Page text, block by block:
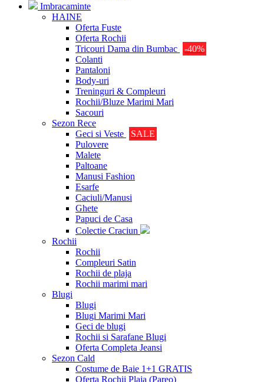
Imbracaminte
HAINE
Oferta Fuste
Oferta Rochii
Tricouri Dama din Bumbac
-40%
Colanti
Pantaloni
Body-uri
Treninguri & Compleuri
Rochii/Bluze Marimi Mari
Sacouri
Sezon Rece
Geci si Veste
SALE
Pulovere
Malete
Paltoane
Manusi Fashion
Esarfe
Caciuli/Manusi
Ghete
Papuci de Casa
Colectie Craciun
Rochii
Rochii
Compleuri Satin
Rochii de plaja
Rochii marimi mari
Blugi
Blugi
Blugi Marimi Mari
Geci de blugi
Rochii si Sarafane Blugi
Oferta Completa Jeansi
Sezon Cald
Costume de Baie 1+1 GRATIS
Oferta Rochii Plaja (Pareo)